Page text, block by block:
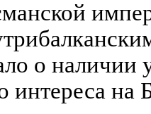
о наличии
интереса на